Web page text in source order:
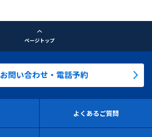
ページトップ
お問い合わせ・電話予約
よくあるご質問